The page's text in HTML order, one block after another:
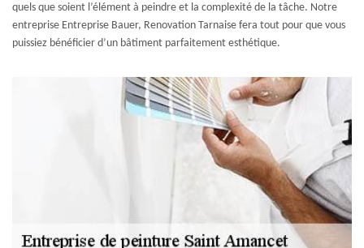
quels que soient l’élément à peindre et la complexité de la tâche. Notre
entreprise Entreprise Bauer, Renovation Tarnaise fera tout pour que vous
puissiez bénéficier d’un bâtiment parfaitement esthétique.